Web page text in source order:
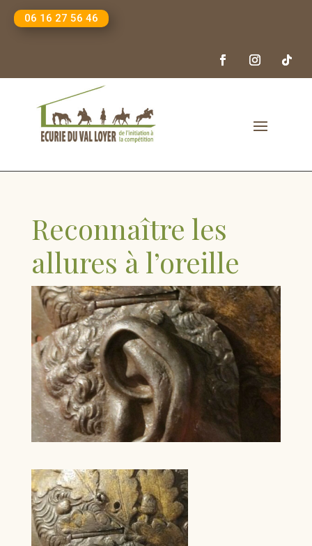
06 16 27 56 46
Reconnaître les
allures à l’oreille